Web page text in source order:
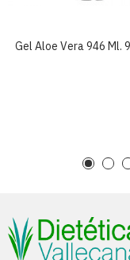
Gel Aloe Vera 946 Ml.